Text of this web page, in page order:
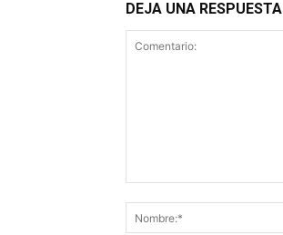
DEJA UNA RESPUESTA